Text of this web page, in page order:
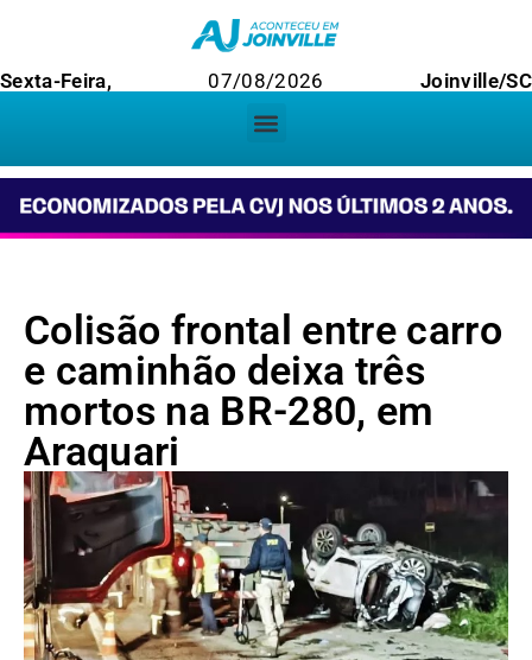
Sexta-Feira, 07/08/2026 Joinville/SC
Colisão frontal entre carro
e caminhão deixa três
mortos na BR-280, em
Araquari